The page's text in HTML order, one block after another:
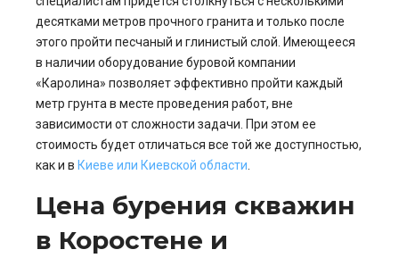
десятками метров прочного гранита и только после
этого пройти песчаный и глинистый слой. Имеющееся
в наличии оборудование буровой компании
«Каролина» позволяет эффективно пройти каждый
метр грунта в месте проведения работ, вне
зависимости от сложности задачи. При этом ее
стоимость будет отличаться все той же доступностью,
как и в Киеве или Киевской области
Цена бурения скважин
в Коростене и